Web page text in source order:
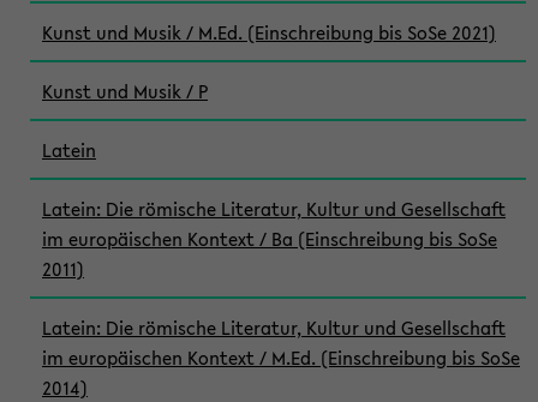
Kunst und Musik / M.Ed. (Einschreibung bis SoSe 2021)
Kunst und Musik / P
Latein
Latein: Die römische Literatur, Kultur und Gesellschaft
im europäischen Kontext / Ba (Einschreibung bis SoSe
2011)
Latein: Die römische Literatur, Kultur und Gesellschaft
im europäischen Kontext / M.Ed. (Einschreibung bis SoSe
2014)